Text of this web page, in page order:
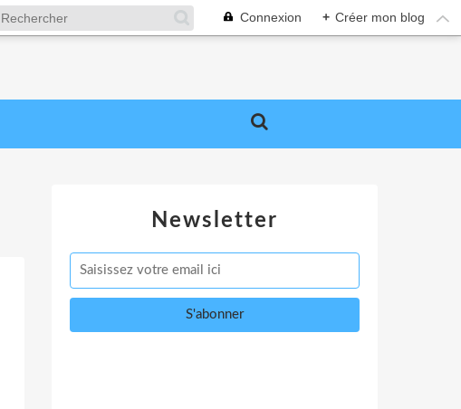
Connexion + Créer mon blog
Newsletter